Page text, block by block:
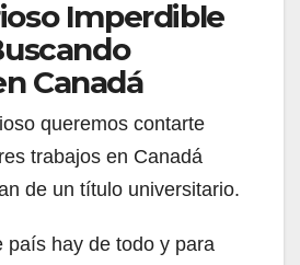
Imperdible
Canadá
queremos contarte
trabajos en Canadá
de un título universitario.
país hay de todo y para